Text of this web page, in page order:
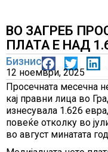
ВО ЗАГРЕБ
ПЛАТА Е НАД
Бизнис
12 ноември, 2025
Просечната месечна
кај правни лица во
изнесувала 1.626
повеќе отколку во
во август минатата